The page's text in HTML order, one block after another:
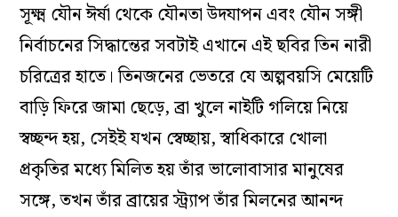
সূক্ষ্ম যৌন ঈর্ষা থেকে যৌনতা উদযাপন এবং যৌন সঙ্গী
নির্বাচনের সিদ্ধান্তের সবটাই এখানে এই ছবির তিন নারী
চরিত্রের হাতে। তিনজনের ভেতরে যে অল্পবয়সি মেয়েটি
বাড়ি ফিরে জামা ছেড়ে, ব্রা খুলে নাইটি গলিয়ে নিয়ে
স্বচ্ছন্দ হয়, সেইই যখন স্বেচ্ছায়, স্বাধিকারে খোলা
প্রকৃতির মধ্যে মিলিত হয় তাঁর ভালোবাসার মানুষের
সঙ্গে, তখন তাঁর ব্রায়ের স্ট্র্যাপ তাঁর মিলনের আনন্দ